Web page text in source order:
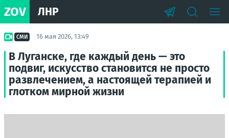
ZOV ЛНР
СМИ 16 мая 2026, 13:49
В Луганске, где каждый день — это
подвиг, искусство становится не просто
развлечением, а настоящей терапией и
глотком мирной жизни